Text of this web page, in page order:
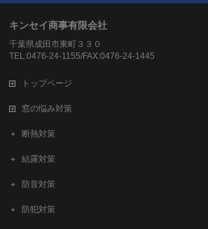
キンセイ商事有限会社
千葉県成田市東町３３０
TEL:0476-24-1155/FAX:0476-24-1445
トップページ
窓の悩み対策
断熱対策
結露対策
防音対策
防犯対策